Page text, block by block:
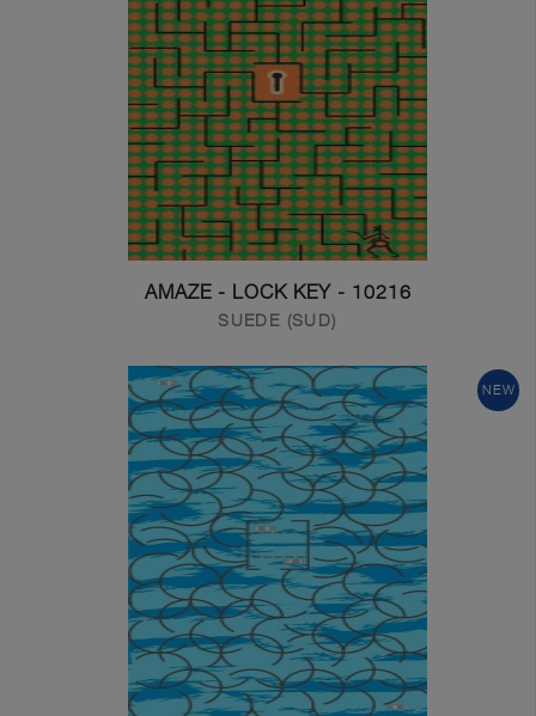
10216 - AMAZE - LOCK KEY
SUEDE (SUD)
NEW